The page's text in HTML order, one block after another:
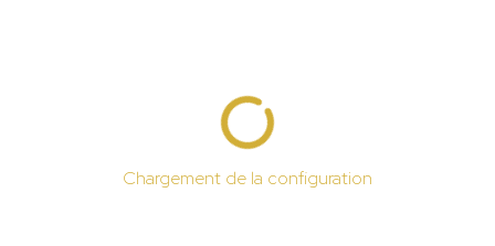
Chargement de la configuration